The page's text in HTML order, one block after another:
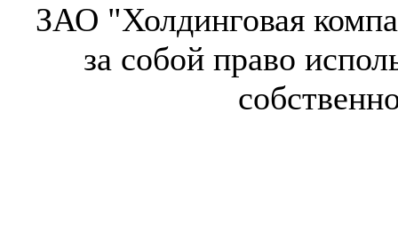
ЗАО "Холдинговая
за собой право